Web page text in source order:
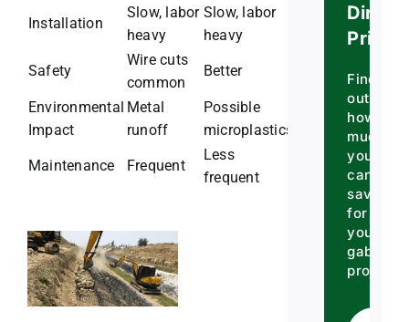
Installation
Slow, labor
heavy
Slow, labor
heavy
Fast and
Safety
Wire cuts
common
Better
Environmental
Impact
Metal
runoff
Possible
microplastics
recyclable
Maintenance Frequent
Less
frequent
Minimal
Direct
Prices
Find
out
how
much
you
can
save
for
your
gabion
projects.